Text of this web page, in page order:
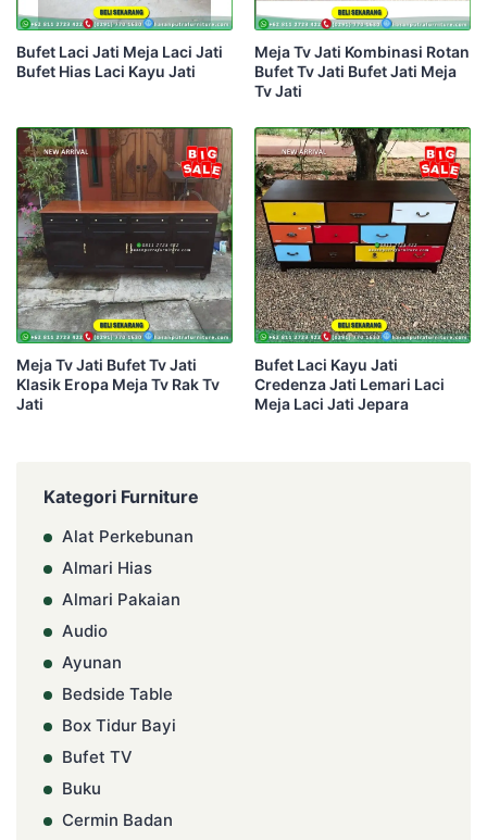
Bufet Laci Jati Meja Laci Jati
Bufet Hias Laci Kayu Jati
Meja Tv Jati Kombinasi Rotan
Bufet Tv Jati Bufet Jati Meja
Tv Jati
Meja Tv Jati Bufet Tv Jati
Klasik Eropa Meja Tv Rak Tv
Jati
Bufet Laci Kayu Jati
Credenza Jati Lemari Laci
Meja Laci Jati Jepara
Kategori Furniture
Alat Perkebunan
Almari Hias
Almari Pakaian
Audio
Ayunan
Bedside Table
Box Tidur Bayi
Bufet TV
Buku
Cermin Badan